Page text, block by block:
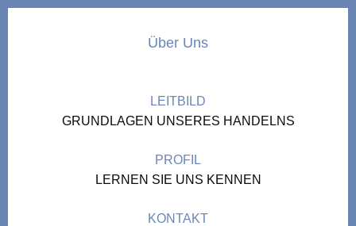
Über Uns
LEITBILD
GRUNDLAGEN UNSERES HANDELNS
PROFIL
LERNEN SIE UNS KENNEN
KONTAKT